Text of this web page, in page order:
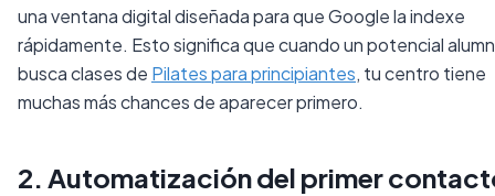
una ventana digital diseñada para que Google la indexe
rápidamente. Esto significa que cuando un potencial
busca clases de Pilates para principiantes, tu centro tiene
muchas más chances de aparecer primero.
2. Automatización del primer